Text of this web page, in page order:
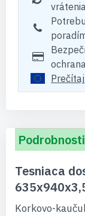
Podrobnosti
Tesniaca
Korkovo-